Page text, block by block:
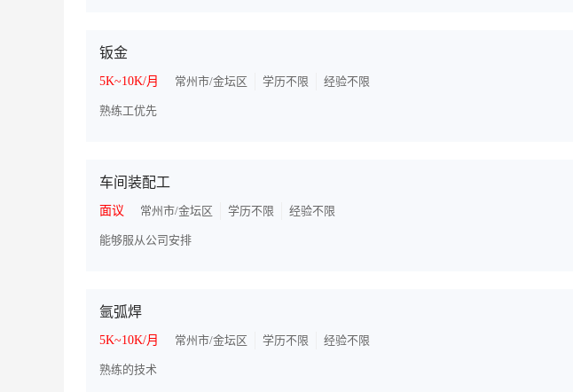
钣金
5K~10K/月
常州市/金坛区 学历不限 经验不限
熟练工优先
车间装配工
面议
常州市/金坛区 学历不限 经验不限
能够服从公司安排
氩弧焊
5K~10K/月
常州市/金坛区 学历不限 经验不限
熟练的技术